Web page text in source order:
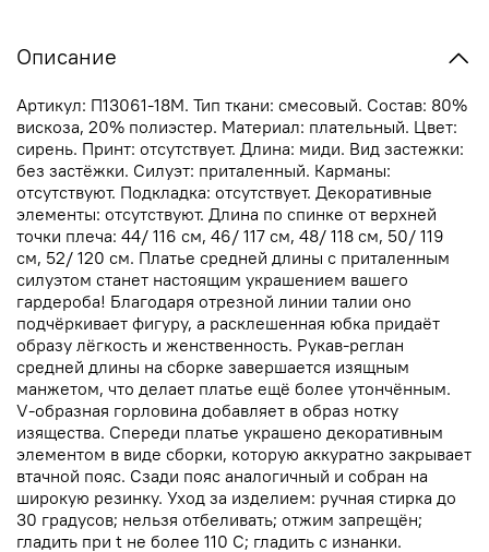
Описание
Артикул: П13061-18М. Тип ткани: смесовый. Состав: 80%
вискоза, 20% полиэстер. Материал: плательный. Цвет:
сирень. Принт: отсутствует. Длина: миди. Вид застежки:
без застёжки. Силуэт: приталенный. Карманы:
отсутствуют. Подкладка: отсутствует. Декоративные
элементы: отсутствуют. Длина по спинке от верхней
точки плеча: 44/ 116 см, 46/ 117 см, 48/ 118 см, 50/ 119
см, 52/ 120 см. Платье средней длины с приталенным
силуэтом станет настоящим украшением вашего
гардероба! Благодаря отрезной линии талии оно
подчёркивает фигуру, а расклешенная юбка придаёт
образу лёгкость и женственность. Рукав-реглан
средней длины на сборке завершается изящным
манжетом, что делает платье ещё более утончённым.
V-образная горловина добавляет в образ нотку
изящества. Спереди платье украшено декоративным
элементом в виде сборки, которую аккуратно закрывает
втачной пояс. Сзади пояс аналогичный и собран на
широкую резинку. Уход за изделием: ручная стирка до
30 градусов; нельзя отбеливать; отжим запрещён;
гладить при t не более 110 С; гладить с изнанки.